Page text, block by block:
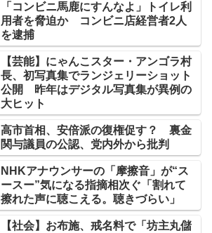
「コンビニ馬鹿にすんなよ」トイレ利
用者を脅迫か コンビニ店経営者2人
を逮捕
【芸能】にゃんこスター・アンゴラ村
長、初写真集でランジェリーショット
公開 昨年はデジタル写真集が異例の
大ヒット
高市首相、安倍派の復権促す？ 裏金
関与議員の公認、党内外から批判
NHKアナウンサーの「摩擦音」が“ス
ースー”気になる指摘相次ぐ「割れて
擦れた声に聴こえる。聴きづらい」
【社会】お布施、戒名料で「坊主丸儲